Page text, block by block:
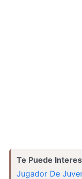
Te Puede
Jugador De